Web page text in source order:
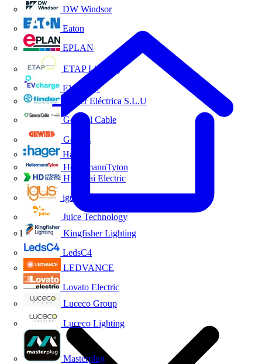
DW Windsor
Eaton
EPLAN
ETAP Lighting
EVcharge
Finder Eléctrica S.L.U
General Cable
Gewiss
Hager
HellermannTyton
Hyundai Electric
igus
Juice Technology
Kingfisher Lighting
LedsC4
LEDVANCE
Lovato Electric
Luceco Group
Luceco Lighting
Masterplug
Inicio